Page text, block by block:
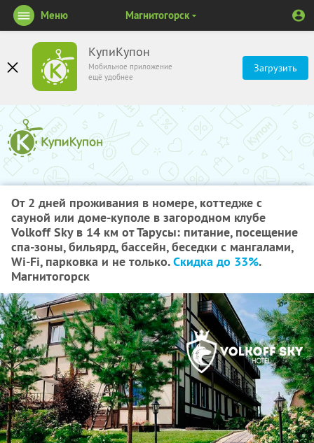
КупиКупон
Мобильное приложение
ещё удобнее
Загрузить
Меню Магнитогорск
От 2 дней проживания в номере, коттедже с
сауной или доме-куполе в загородном клубе
Volkoff Sky в 14 км от Тарусы: питание, посещение
спа-зоны, бильярд, бассейн, беседки с мангалами,
Wi-Fi, парковка и не только.Скидка до 33%.
Магнитогорск